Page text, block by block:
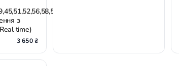
з
time)
3 650 ₴